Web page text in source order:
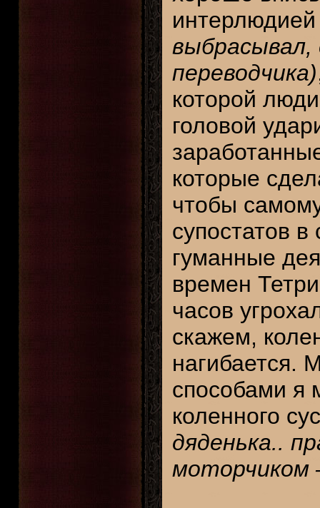
выбрасывал,
переводчика)
которой
головой
которые
чтобы
супостатов
гуманные
времен
часов
скажем,
нагибается.
способами я
коленного
дяденька..
моторчиком